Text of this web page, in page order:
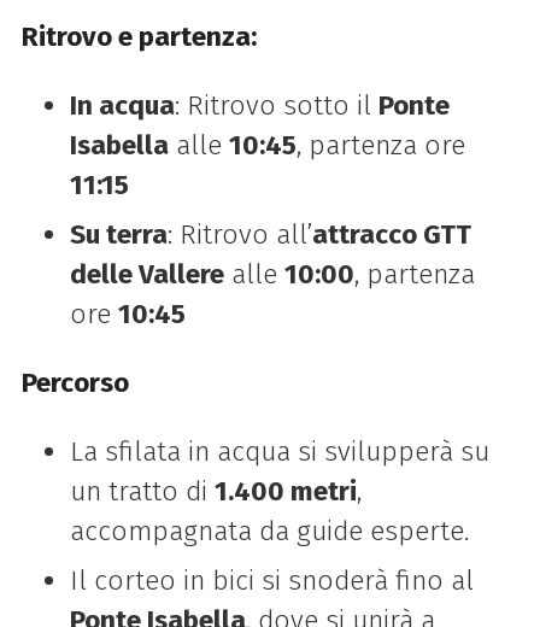
Ritrovo e partenza:
In acqua: Ritrovo sotto il Ponte
Isabellaalle 10:45, partenza ore
11:15
Su terra: Ritrovo all’attracco GTT
delle Vallerealle 10:00, partenza
ore 10:45
Percorso
La sfilata in acqua si svilupperà su
un tratto di 1.400 metri,
accompagnata da guide esperte.
Il corteo in bici si snoderà fino al